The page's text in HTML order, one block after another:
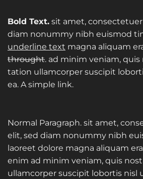
Bold Text. sit amet, consectetuer
diam nonummy nibh euismod
underline text magna aliquam
throught. ad minim veniam,
tation ullamcorper suscipit
ea. A simple link.
Normal Paragraph. sit amet,
elit, sed diam nonummy nibh
laoreet dolore magna aliquam
enim ad minim veniam, quis
ullamcorper suscipit lobortis nisl